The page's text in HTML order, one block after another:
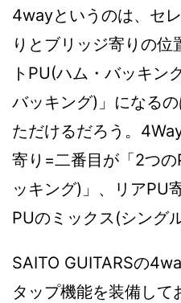
4wayというのは、セ
りとブリッジ寄りの
トPU(ハム・バッキン
バッキング)」になる
ただけるだろう。
寄り=二番目が「2つ
ッキング)」、リアPU
PUのミックス(シング
SAITO GUITARSの
タップ機能を装備して